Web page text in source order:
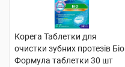
Корега Таблетки для
очистки зубних протезів Біо
Формула таблетки 30 шт